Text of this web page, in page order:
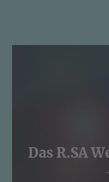
Das R.SA